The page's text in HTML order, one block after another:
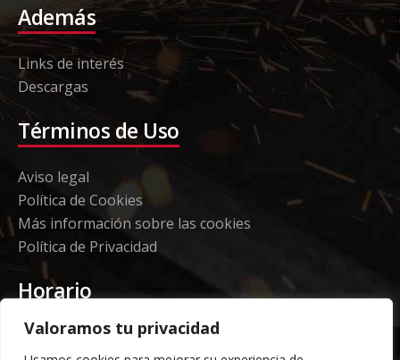
Valoramos tu privacidad
Además
Links de interés
Descargas
Términos de Uso
Aviso legal
Política de Cookies
Más información sobre las cookies
Política de Privacidad
Horario
Etorki - Sede